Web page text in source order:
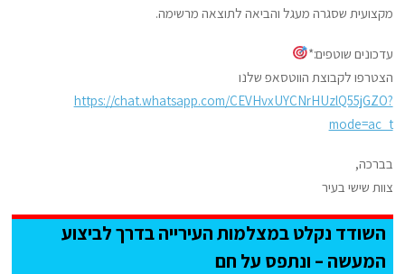
מקצועית שסגרה מעגל והביאה לתוצאה מרשימה.
עדכונים שוטפים:*
הצטרפו לקבוצת הווטסאפ שלנו
https://chat.whatsapp.com/CEVHvxUYCNrHUzlQ55jGZO?
mode=ac_t
בברכה,
צוות שישי בעיר
השודד נקלט במצלמות העירייה בדרך לביצוע
המעשה – ונתפס על חם